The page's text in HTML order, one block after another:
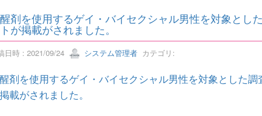
剤を使用するゲイ・バイセクシャル男性を対象とし
が掲載がされました。
日時 : 2021/09/24 システム管理者カテゴリ:
剤を使用するゲイ・バイセクシャル男性を対象とした
載がされました。